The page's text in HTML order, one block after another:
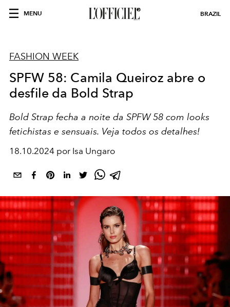
MENU BRAZIL
FASHION WEEK
SPFW 58: Camila Queiroz abre o
desfile da Bold Strap
Bold Strap fecha a noite da SPFW 58 com looks
fetichistas e sensuais. Veja todos os detalhes!
18.10.2024 por Isa Ungaro